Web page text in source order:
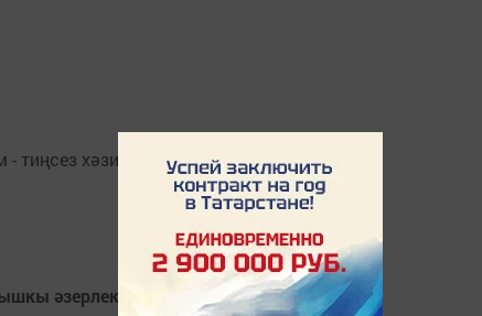
тиңсез хәзинә"
әзерлеккә тикшерделәр